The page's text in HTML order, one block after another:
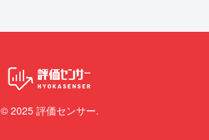
© 2025 評価センサー.